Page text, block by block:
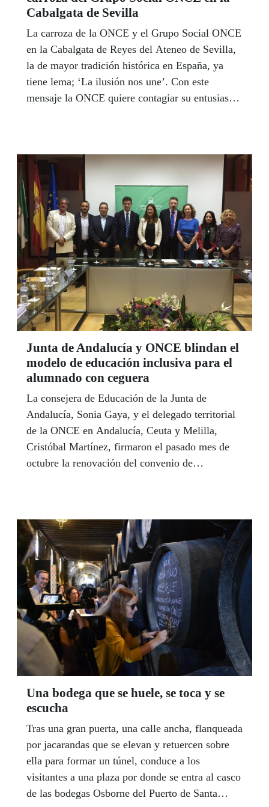
Cabalgata de Sevilla
La carroza de la ONCE y el Grupo Social ONCE
en la Cabalgata de Reyes del Ateneo de Sevilla,
la de mayor tradición histórica en España, ya
tiene lema; ‘La ilusión nos une’. Con este
mensaje la ONCE quiere contagiar su entusiasmo
más igual, según dijo en la presentación de la
carroza quien será Rey Baltasar en el cortejo
real, el delegado territorial de la ONCE en
Andalucía, Ceuta y Melilla, Cristóbal Martínez.
Junta de Andalucía y ONCE blindan el
modelo de educación inclusiva para el
alumnado con ceguera
La consejera de Educación de la Junta de
Andalucía, Sonia Gaya, y el delegado territorial
de la ONCE en Andalucía, Ceuta y Melilla,
Cristóbal Martínez, firmaron el pasado mes de
octubre la renovación del convenio de
alumnos ciegos y con discapacidad grave en
Andalucía, que se encuentran, prácticamente en
su totalidad, integrados en aulas ordinarias.
Una bodega que se huele, se toca y se
escucha
Tras una gran puerta, una calle ancha, flanqueada
por jacarandas que se elevan y retuercen sobre
ella para formar un túnel, conduce a los
visitantes a una plaza por donde se entra al casco
de las bodegas Osborne del Puerto de Santa